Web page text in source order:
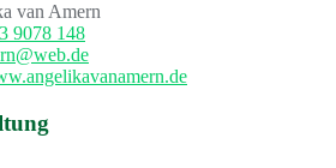
van Amern
9078 148